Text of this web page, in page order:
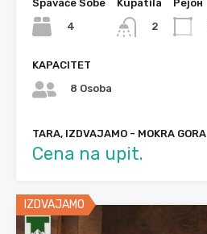
Spavaće Sobe
4
Kupatila
2
Рејон
KAPACITET
8 Osoba
TARA, IZDVAJAMO - MOKRA GORA
Cena na upit.
IZDVAJAMO